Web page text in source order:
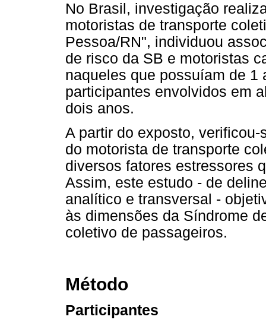
No Brasil, investigação
motoristas de transporte
Pessoa/RN", individuou
de risco da SB e motoristas
naqueles que possuíam de 1
participantes envolvidos em
dois anos.
A partir do exposto,
do motorista de transporte
diversos fatores estressores
Assim, este estudo - de
analítico e transversal -
às dimensões da Síndrome
coletivo de passageiros.
Método
Participantes